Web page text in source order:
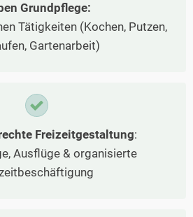
Grundpflege:
Tätigkeiten (Kochen, Putzen,
Gartenarbeit)
Freizeitgestaltung:
Ausflüge & organisierte